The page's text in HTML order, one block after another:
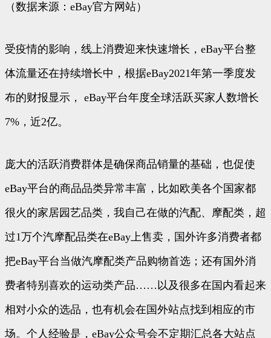
（数据来源：eBay官方网站）
受疫情的影响，线上消费迎来快速增长，eBay平台整
体流量还在持续增长中，根据eBay2021年第一季度发
布的财报显示， eBay平台年度全球活跃买家人数增长
7%，近2亿。
庞大的活跃消费群体是确保商品销量的基础，也促使
eBay平台的商品品类异常丰富，比如欧美各个国家都
很火的家居园艺品类，我自己在做的汽配、摩配类，超
过1万个汽摩配品类在eBay上售卖，国外许多消费者都
把eBay平台当做汽摩配类产品购物首选；还有国外消
费者特别喜欢的运动类产品……以及很多在国内看起来
相对小众的选品，也有机会在国外站点找到相应的市
场。个人经验是，eBay公众号会不定期汇总各大站点